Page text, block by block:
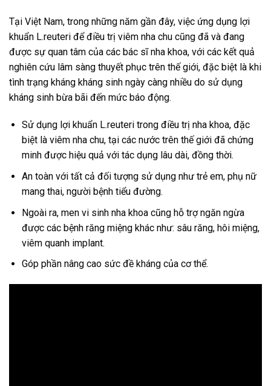
Tại Việt Nam, trong những năm gần đây, việc ứng dụng lợi
khuẩn L.reuteri để điều trị viêm nha chu cũng đã và đang
được sự quan tâm của các bác sĩ nha khoa, với các kết quả
nghiên cứu lâm sàng thuyết phục trên thế giới, đặc biệt là khi
tình trạng kháng kháng sinh ngày càng nhiều do sử dụng
kháng sinh bừa bãi đến mức báo động.
Sử dụng lợi khuẩn L.reuteri trong điều trị nha khoa, đặc
biệt là viêm nha chu, tại các nước trên thế giới đã chứng
minh được hiệu quả với tác dụng lâu dài, đồng thời.
An toàn với tất cả đối tượng sử dụng như trẻ em, phụ nữ
mang thai, người bệnh tiểu đường.
Ngoài ra, men vi sinh nha khoa cũng hỗ trợ ngăn ngừa
được các bệnh răng miệng khác như: sâu răng, hôi miệng,
viêm quanh implant.
Góp phần nâng cao sức đề kháng của cơ thể.